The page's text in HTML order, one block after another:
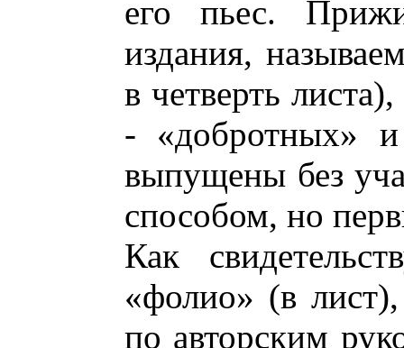
его пьес.
издания,
в четверть
- «добротных»
выпущены без
способом, но
Как
«фолио» (в
по авторским